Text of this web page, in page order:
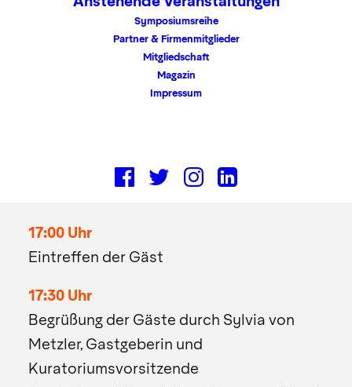
Symposiumsreihe
Partner & Firmenmitglieder
Mitgliedschaft
Magazin
Impressum
Goethe-Universität
Mittwoch 01. Februar 2017
17:00 Uhr
Eintreffen der Gäst
17:30 Uhr
Begrüßung der Gäste durch Sylvia von
Metzler, Gastgeberin und
Kuratoriumsvorsitzende